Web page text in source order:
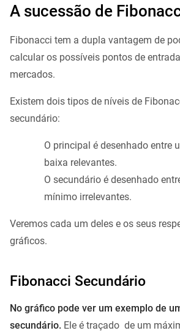
A sucessão de
Fibonacci tem a dupla vantagem de
calcular os possíveis pontos de
mercados.
Existem dois tipos de níveis de
secundário:
O principal é desenhado entre
baixa relevantes.
O secundário é desenhado
mínimo irrelevantes.
Veremos cada um deles e os seus
gráficos.
Fibonacci Secundário
No gráfico pode ver um exemplo de
secundário. Ele é traçado de um